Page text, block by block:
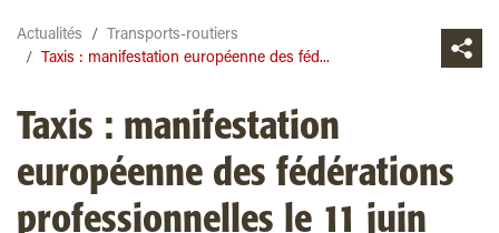
Actualités
Transports-routiers
Taxis : manifestation européenne des féd...
Taxis : manifestation
européenne des fédérations
professionnelles le 11 juin